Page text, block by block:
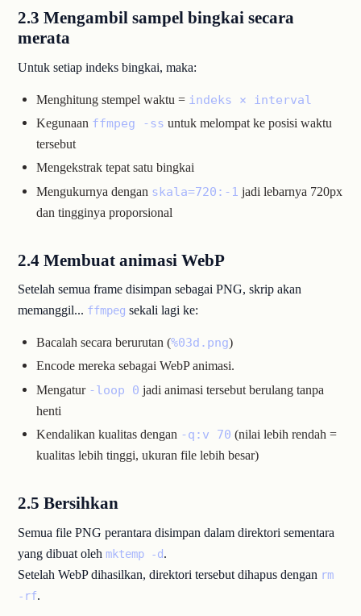
2.3 Mengambil sampel bingkai secara
merata
Untuk setiap indeks bingkai, maka:
Menghitung stempel waktu = indeks × interval
Kegunaan ffmpeg -ss untuk melompat ke posisi waktu
tersebut
Mengekstrak tepat satu bingkai
Mengukurnya dengan skala=720:-1 jadi lebarnya 720px
dan tingginya proporsional
2.4 Membuat animasi WebP
Setelah semua frame disimpan sebagai PNG, skrip akan
memanggil... ffmpeg sekali lagi ke:
Bacalah secara berurutan (%03d.png)
Encode mereka sebagai WebP animasi.
Mengatur -loop 0 jadi animasi tersebut berulang tanpa
henti
Kendalikan kualitas dengan -q:v 70 (nilai lebih rendah =
kualitas lebih tinggi, ukuran file lebih besar)
2.5 Bersihkan
Semua file PNG perantara disimpan dalam direktori sementara
yang dibuat oleh mktemp -d.
Setelah WebP dihasilkan, direktori tersebut dihapus dengan rm
-rf.